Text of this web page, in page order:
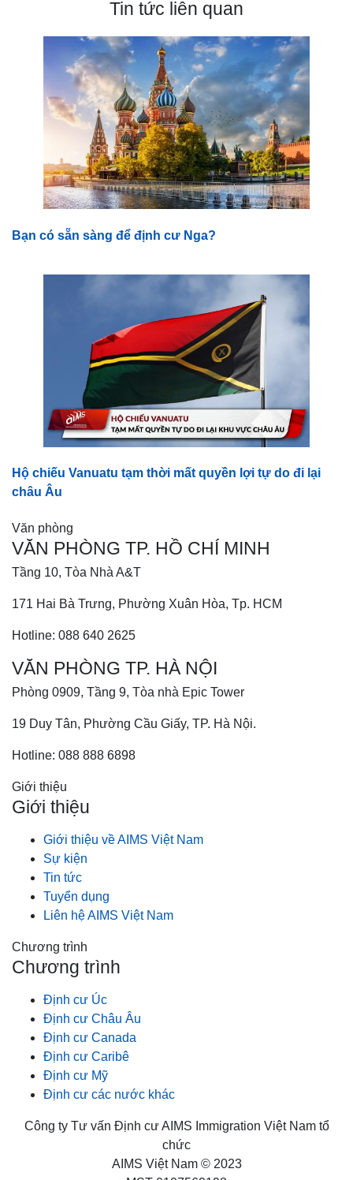
Tin tức liên quan
Bạn có sẵn sàng để định cư Nga?
Hộ chiếu Vanuatu tạm thời mất quyền lợi tự do đi lại
châu Âu
Văn phòng
VĂN PHÒNG TP. HỒ CHÍ MINH
Tầng 10, Tòa Nhà A&T
171 Hai Bà Trưng, Phường Xuân Hòa, Tp. HCM
Hotline: 088 640 2625
VĂN PHÒNG TP. HÀ NỘI
Phòng 0909, Tầng 9, Tòa nhà Epic Tower
19 Duy Tân, Phường Cầu Giấy, TP. Hà Nội.
Hotline: 088 888 6898
Giới thiệu
Giới thiệu
Giới thiệu về AIMS Việt Nam
Sự kiện
Tin tức
Tuyển dụng
Liên hệ AIMS Việt Nam
Chương trình
Chương trình
Định cư Úc
Định cư Châu Âu
Định cư Canada
Định cư Caribê
Định cư Mỹ
Định cư các nước khác
Công ty Tư vấn Định cư AIMS Immigration Việt Nam tổ
chức
AIMS Việt Nam © 2023